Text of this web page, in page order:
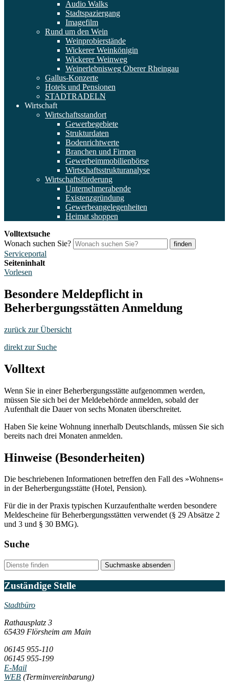
Audio Walks
Stadtspaziergang
Imagefilm
Rund um den Wein
Weinprobierstände
Wickerer Weinkönigin
Wickerer Weinweg
Weinerlebnisweg Oberer Rheingau
Gallus-Konzerte
Hotels und Pensionen
STADTRADELN
Wirtschaft
Wirtschaftsstandort
Gewerbegebiete
Strukturdaten
Bodenrichtwerte
Branchen und Firmen
Gewerbeimmobilienbörse
Wirtschaftsstrukturanalyse
Wirtschaftsförderung
Unternehmerabende
Existenzgründung
Gewerbeangelegenheiten
Heimat shoppen
Volltextsuche
Wonach suchen Sie?
finden
Serviceportal
Seiteninhalt
Vorlesen
Besondere Meldepflicht in
Beherbergungsstätten Anmeldung
zurück zur Übersicht
direkt zur Suche
Volltext
Wenn Sie in einer Beherbergungsstätte aufgenommen werden,
müssen Sie sich bei der Meldebehörde anmelden, sobald der
Aufenthalt die Dauer von sechs Monaten überschreitet.
Haben Sie keine Wohnung innerhalb Deutschlands, müssen Sie sich
bereits nach drei Monaten anmelden.
Hinweise (Besonderheiten)
Die beschriebenen Informationen betreffen den Fall des »Wohnens«
in der Beherbergungsstätte (Hotel, Pension).
Für die in der Praxis typischen Kurzaufenthalte werden besondere
Meldescheine für Beherbergungsstätten verwendet (§ 29 Absätze 2
und 3 und § 30 BMG).
Suche
Suchmaske absenden
Zuständige Stelle
Stadtbüro
Rathausplatz 3
65439 Flörsheim am Main
06145 955-110
06145 955-199
E-Mail
WEB (Terminvereinbarung)